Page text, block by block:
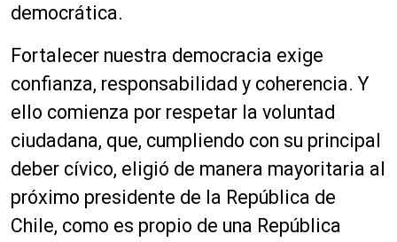
democrática.
Fortalecer nuestra democracia exige
confianza, responsabilidad y coherencia. Y
ello comienza por respetar la voluntad
ciudadana, que, cumpliendo con su principal
deber cívico, eligió de manera mayoritaria al
próximo presidente de la República de
Chile, como es propio de una República